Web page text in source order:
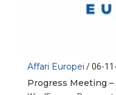
Affari Europei / 06-
Progress Meeting –